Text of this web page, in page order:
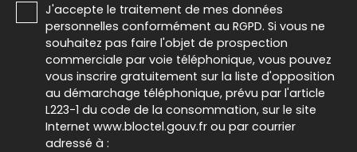
J'accepte le traitement de mes données
personnelles conformément au RGPD. Si vous ne
souhaitez pas faire l'objet de prospection
commerciale par voie téléphonique, vous pouvez
vous inscrire gratuitement sur la liste d'opposition
au démarchage téléphonique, prévu par l'article
L223-1 du code de la consommation, sur le site
Internet www.bloctel.gouv.fr ou par courrier
adressé à :